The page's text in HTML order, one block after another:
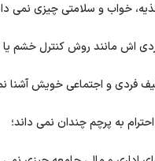
خواب و سلامتی چیزی نمی
اش مانند روش کنترل خشم
فردی و اجتماعی خویش آشنا
به پرچم چندان نمی داند؛